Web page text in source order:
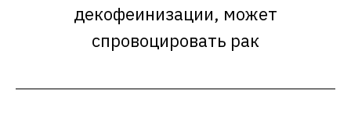
декофеинизации, может
спровоцировать рак